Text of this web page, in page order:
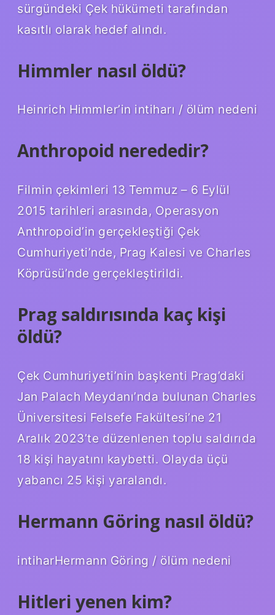
sürgündeki Çek hükümeti tarafından
kasıtlı olarak hedef alındı.
Himmler nasıl öldü?
Heinrich Himmler’in intiharı / ölüm nedeni
Anthropoid nerededir?
Filmin çekimleri 13 Temmuz – 6 Eylül
2015 tarihleri ​​arasında, Operasyon
Anthropoid’in gerçekleştiği Çek
Cumhuriyeti’nde, Prag Kalesi ve Charles
Köprüsü’nde gerçekleştirildi.
Prag saldırısında kaç kişi
öldü?
Çek Cumhuriyeti’nin başkenti Prag’daki
Jan Palach Meydanı’nda bulunan Charles
Üniversitesi Felsefe Fakültesi’ne 21
Aralık 2023’te düzenlenen toplu saldırıda
18 kişi hayatını kaybetti. Olayda üçü
yabancı 25 kişi yaralandı.
Hermann Göring nasıl öldü?
intiharHermann Göring / ölüm nedeni
Hitleri yenen kim?